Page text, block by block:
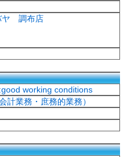
ヤ 調布店
working conditions
計業務・庶務的業務）